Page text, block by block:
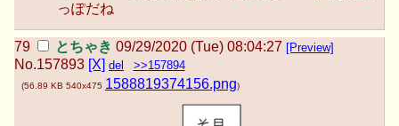
っぽだね
とちゃき 09/29/2020 (Tue) 08:04:27 [Preview]
No.157893 [X] del >>157894
(56.89 KB 540x475 1588819374156.png)